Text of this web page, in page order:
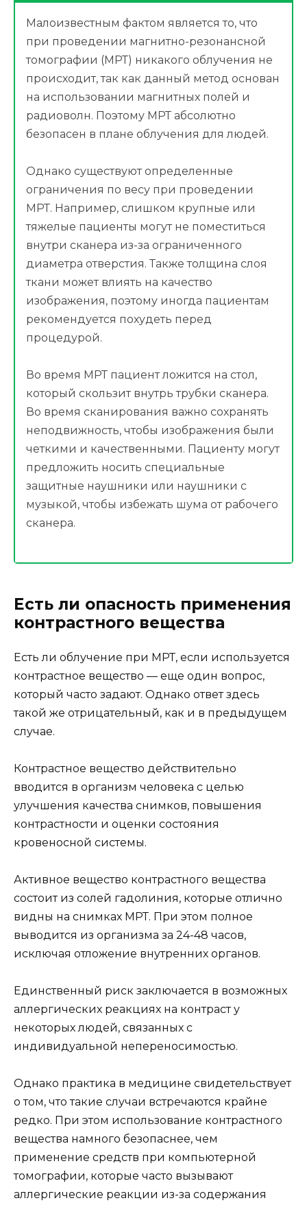
Малоизвестным фактом является то, что
при проведении магнитно-резонансной
томографии (МРТ) никакого облучения не
происходит, так как данный метод основан
на использовании магнитных полей и
радиоволн. Поэтому МРТ абсолютно
безопасен в плане облучения для людей.
Однако существуют определенные
ограничения по весу при проведении
МРТ. Например, слишком крупные или
тяжелые пациенты могут не поместиться
внутри сканера из-за ограниченного
диаметра отверстия. Также толщина слоя
ткани может влиять на качество
изображения, поэтому иногда пациентам
рекомендуется похудеть перед
процедурой.
Во время МРТ пациент ложится на стол,
который скользит внутрь трубки сканера.
Во время сканирования важно сохранять
неподвижность, чтобы изображения были
четкими и качественными. Пациенту могут
предложить носить специальные
защитные наушники или наушники с
музыкой, чтобы избежать шума от рабочего
сканера.
Есть ли опасность применения
контрастного вещества
Есть ли облучение при МРТ, если используется
контрастное вещество — еще один вопрос,
который часто задают. Однако ответ здесь
такой же отрицательный, как и в предыдущем
случае.
Контрастное вещество действительно
вводится в организм человека с целью
улучшения качества снимков, повышения
контрастности и оценки состояния
кровеносной системы.
Активное вещество контрастного вещества
состоит из солей гадолиния, которые отлично
видны на снимках МРТ. При этом полное
выводится из организма за 24-48 часов,
исключая отложение внутренних органов.
Единственный риск заключается в возможных
аллергических реакциях на контраст у
некоторых людей, связанных с
индивидуальной непереносимостью.
Однако практика в медицине свидетельствует
о том, что такие случаи встречаются крайне
редко. При этом использование контрастного
вещества намного безопаснее, чем
применение средств при компьютерной
томографии, которые часто вызывают
аллергические реакции из-за содержания